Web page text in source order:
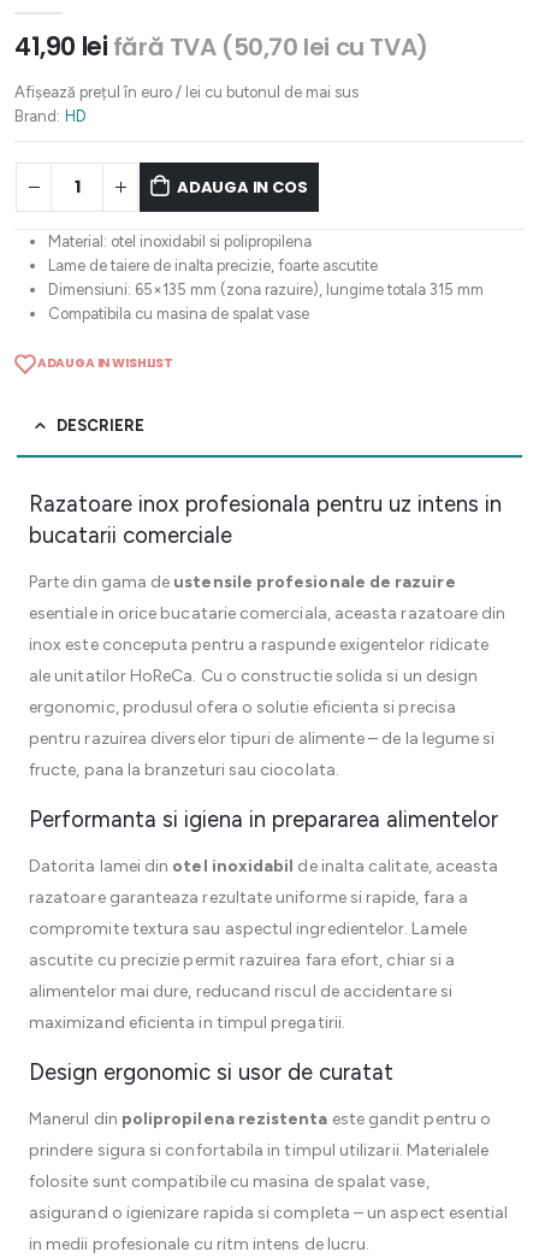
41,90 lei fără TVA (50,70 lei cu TVA)
Afișează prețul în euro / lei cu butonul de mai sus
Brand: HD
ADAUGA IN COS
Material: otel inoxidabil si polipropilena
Lame de taiere de inalta precizie, foarte ascutite
Dimensiuni: 65×135 mm (zona razuire), lungime totala 315 mm
Compatibila cu masina de spalat vase
ADAUGA IN WISHLIST
DESCRIERE
Razatoare inox profesionala pentru uz intens in
bucatarii comerciale
Parte din gama de ustensile profesionale de razuire
esentiale in orice bucatarie comerciala, aceasta razatoare din
inox este conceputa pentru a raspunde exigentelor ridicate
ale unitatilor HoReCa. Cu o constructie solida si un design
ergonomic, produsul ofera o solutie eficienta si precisa
pentru razuirea diverselor tipuri de alimente – de la legume si
fructe, pana la branzeturi sau ciocolata.
Performanta si igiena in prepararea alimentelor
Datorita lamei din otel inoxidabil de inalta calitate, aceasta
razatoare garanteaza rezultate uniforme si rapide, fara a
compromite textura sau aspectul ingredientelor. Lamele
ascutite cu precizie permit razuirea fara efort, chiar si a
alimentelor mai dure, reducand riscul de accidentare si
maximizand eficienta in timpul pregatirii.
Design ergonomic si usor de curatat
Manerul din polipropilena rezistenta este gandit pentru o
prindere sigura si confortabila in timpul utilizarii. Materialele
folosite sunt compatibile cu masina de spalat vase,
asigurand o igienizare rapida si completa – un aspect esential
in medii profesionale cu ritm intens de lucru.